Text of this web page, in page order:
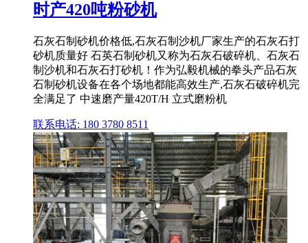
时产420吨粉砂机
石灰石制砂机价格低,石灰石制沙机厂家生产的石灰石打
砂机质量好 石英石制砂机又称为石灰石破碎机、石灰石
制沙机和石灰石打砂机！作为弘毅机械的拳头产品石灰
石制砂机设备在各个场地都能高效生产,石灰石破碎机完
全满足了 中速磨产量420T/H 立式磨粉机
联系电话: 180 3780 8511